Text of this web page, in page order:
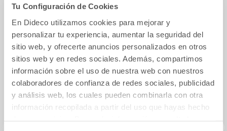
Tu Configuración de Cookies
En Dideco utilizamos cookies para mejorar y
personalizar tu experiencia, aumentar la seguridad del
sitio web, y ofrecerte anuncios personalizados en otros
sitios web y en redes sociales. Además, compartimos
información sobre el uso de nuestra web con nuestros
colaboradores de confianza de redes sociales, publicidad
y análisis web, los cuales pueden combinarla con otra
información recopilada a partir del uso que hayas hecho
También podría gustarte...